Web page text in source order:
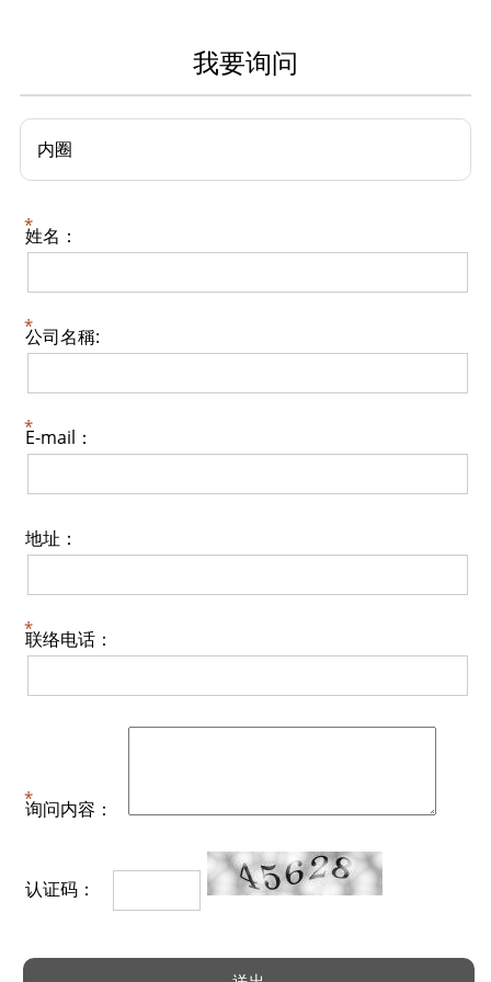
我要询问
内圈
姓名：
公司名稱:
E-mail：
地址：
联络电话：
询问内容：
认证码：